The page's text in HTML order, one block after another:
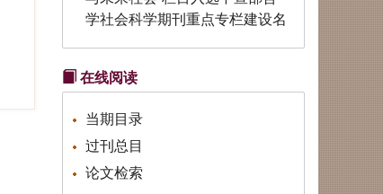
学社会科学期刊重点专栏建设名
中国出版政府奖期刊奖
辑
公告|《探索与争鸣》第七届
（2026）全国青年理论创新征文
公告
在线阅读
当期目录
过刊总目
论文检索